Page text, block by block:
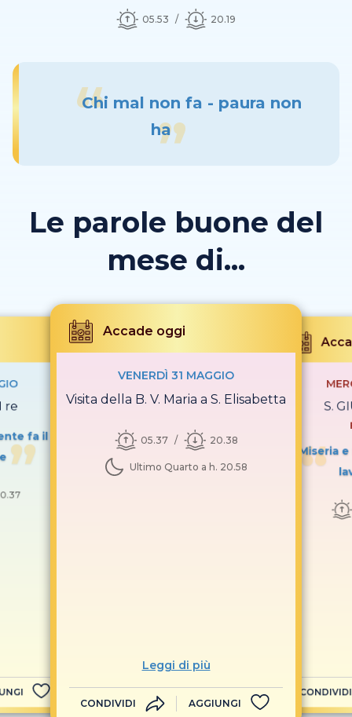
05.53 20.19
Chi mal non fa - paura non
ha
Le parole buone del
mese di...
re
fa il
Accade oggi
VENERDÌ 31 MAGGIO
Visita della B. V. Maria a S. Elisabetta
05.37 20.38
Ultimo Quarto a h. 20.58
Leggi di più
CONDIVIDI AGGIUNGI
S.
Miseria
CONDIVIDI